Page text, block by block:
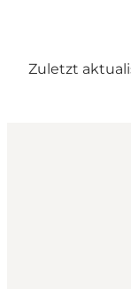
Zuletzt